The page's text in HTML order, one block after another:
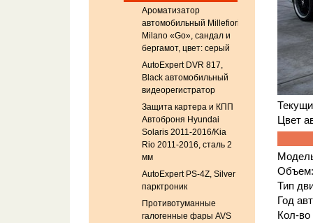
Ароматизатор
автомобильный Millefiori
Milano «Go», сандал и
бергамот, цвет: серый
AutoExpert DVR 817,
Black автомобильный
видеорегистратор
Защита картера и КПП
Автоброня Hyundai
Solaris 2011-2016/Kia
Rio 2011-2016, сталь 2
мм
AutoExpert PS-4Z, Silver
парктроник
Противотуманные
галогенные фары AVS
Цвет
Тип
Год
Кол-во